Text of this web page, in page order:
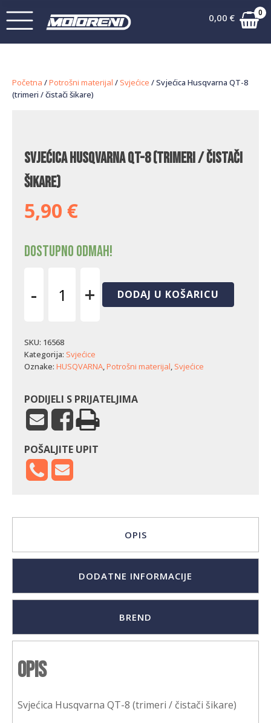
0,00 € 0
Početna /Potrošni materijal / Svjećice / Svjećica Husqvarna QT-8
(trimeri / čistači šikare)
Svjećica Husqvarna QT-8 (trimeri / čistači
šikare)
5,90 €
Dostupno odmah!
-
8
(trimeri
/
količina
+ DODAJ U KOŠARICU
SKU: 16568
Kategorija: Svjećice
Oznake: HUSQVARNA,Potrošni materijal, Svjećice
PODIJELI S PRIJATELJIMA
POŠALJITE UPIT
OPIS
DODATNE INFORMACIJE
BREND
Opis
Svjećica Husqvarna QT-8 (trimeri / čistači šikare)